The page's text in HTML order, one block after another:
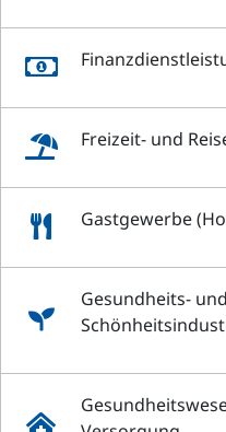

 Freizeit- und
 Gastgewerbe

Gesundheits- und
